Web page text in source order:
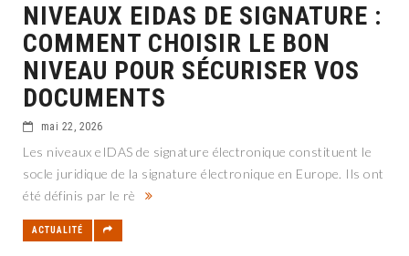
NIVEAUX EIDAS DE SIGNATURE :
COMMENT CHOISIR LE BON
NIVEAU POUR SÉCURISER VOS
DOCUMENTS
mai 22, 2026
Les niveaux eIDAS de signature électronique constituent le
socle juridique de la signature électronique en Europe. Ils ont
été définis par le rè
ACTUALITÉ